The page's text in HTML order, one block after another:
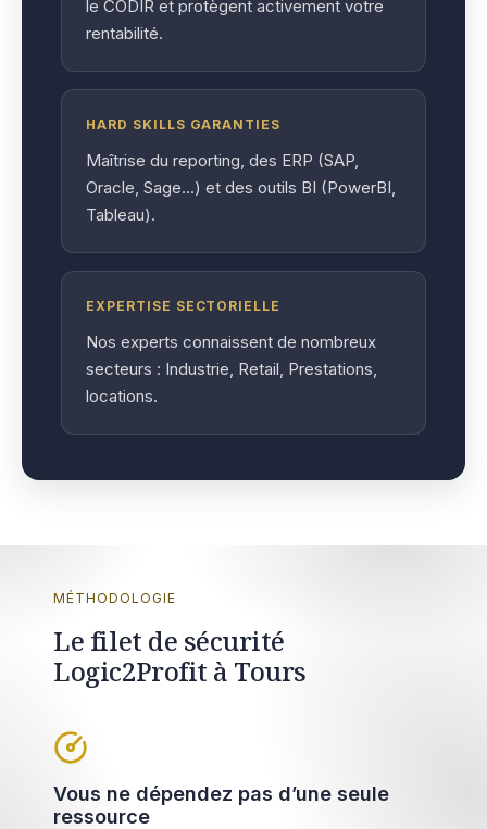
le CODIR et protègent activement votre
rentabilité.
HARD SKILLS GARANTIES
Maîtrise du reporting, des ERP (SAP,
Oracle, Sage…) et des outils BI (PowerBI,
Tableau).
EXPERTISE SECTORIELLE
Nos experts connaissent de nombreux
secteurs : Industrie, Retail, Prestations,
locations.
MÉTHODOLOGIE
Le filet de sécurité
Logic2Profit à Tours
Vous ne dépendez pas d’une seule
ressource